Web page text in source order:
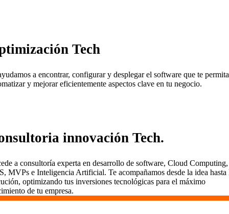
Tech
a encontrar, configurar y desplegar el software que te permita
y mejorar eficientemente aspectos clave en tu negocio.
innovación Tech.
a consultoría experta en desarrollo de software, Cloud Computing,
MVPs e Inteligencia Artificial. Te acompañamos desde la idea hasta
optimizando tus inversiones tecnológicas para el máximo
de tu empresa.